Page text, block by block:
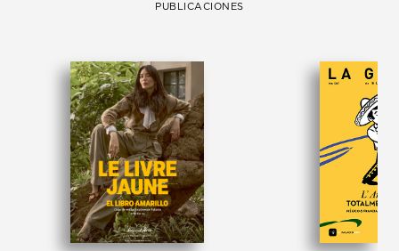
PUBLICACIONES